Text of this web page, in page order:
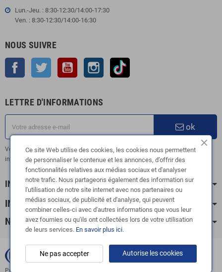
Lun.-Jeu. : 8:30-12:30/14:00-17:30
Ven. : 8:30-12:30/14:00-16:30
NOUS SUIVRE
Facebook Twitter YouTube Instagram
LETTRE D'INFORMATIONS
ok
Vous pouvez vous désinscrire à tout moment. Vous trouverez pour cela nos
informations de contact dans les conditions d'utilisation du site.
INFORMATION
INFOS PRATIQUES
NOS CATÉGORIES
Copyright © 2003-2024 | FOX ÉCHAPPEMENTS
Powered by
Ce site Web utilise des cookies, les cookies nous permettent
de personnaliser le contenue et les annonces, d’offrir des
fonctionnalités relatives aux médias sociaux et d'analyser
notre trafic. Nous partageons également des information sur
l'utilisation de notre site internet avec nos partenaires ou
médias sociaux, de publicité et d'analyse, qui peuvent
combiner celles-ci avec d'autres informations que vous leur
avez fournies ou qu'ils ont collectées lors de votre utilisation
de leurs services. En savoir plus ici.
Autorise les cookies
Ne pas accepter